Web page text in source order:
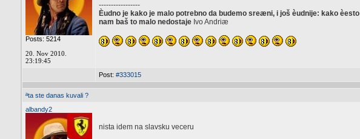
Posts: 5214
20. Nov 2010.
23:19:45
-----------------
Èudno je kako je malo potrebno da budemo sreæni, i još èudnije: kako èesto
nam baš to malo nedostaje Ivo Andriæ
Post: #333015
ªta ste danas kuvali ?
albandy2
nista idem na slavsku veceru